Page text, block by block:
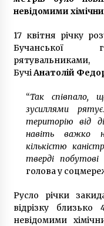
7
невідомими
17 квітня річку
Бучанської
Бучі Анатолій
“Так співпало,
зусиллями
територію від
навіть важко
кількістю
тверді побутові
голова у
Русло річки
відрізку
невідомими